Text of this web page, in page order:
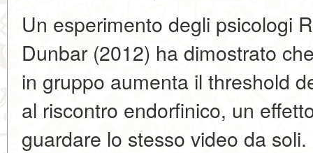
Un esperimento degli psicologi
Dunbar (2012) ha dimostrato
in gruppo aumenta il threshold
al riscontro endorfinico, un
guardare lo stesso video da soli.